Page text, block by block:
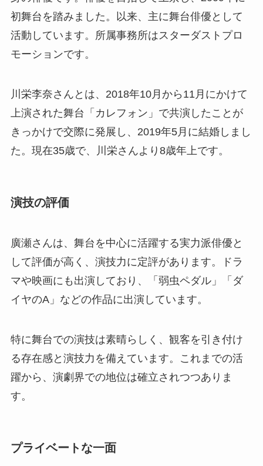
初舞台を踏みました。以来、主に舞台俳優として
活動しています。所属事務所はスターダストプロ
モーションです。
川栄李奈さんとは、2018年10月から11月にかけて
上演された舞台「カレフォン」で共演したことが
きっかけで交際に発展し、2019年5月に結婚しまし
た。現在35歳で、川栄さんより8歳年上です。
演技の評価
廣瀬さんは、舞台を中心に活躍する実力派俳優と
して評価が高く、演技力に定評があります。ドラ
マや映画にも出演しており、「弱虫ペダル」「ダ
イヤのA」などの作品に出演しています。
特に舞台での演技は素晴らしく、観客を引き付け
る存在感と演技力を備えています。これまでの活
躍から、演劇界での地位は確立されつつありま
す。
プライベートな一面